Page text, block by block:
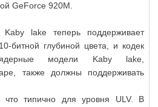
GeForce 920M.
lake теперь поддерживает
битной глубиной цвета, и кодек
модели Kaby lake,
также должны поддерживать
типично для уровня ULV. В